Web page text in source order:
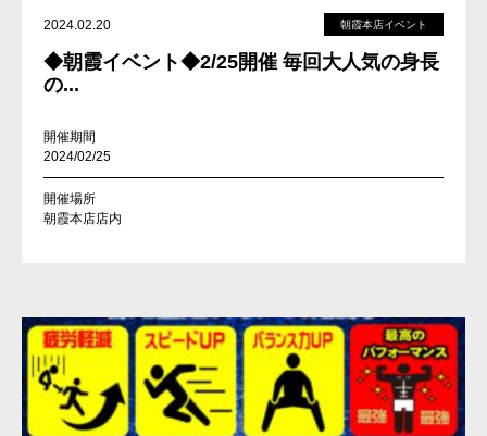
2024.02.20 朝霞本店イベント
◆朝霞イベント◆2/25開催 毎回大人気の身長
の...
開催期間
2024/02/25
開催場所
朝霞本店店内